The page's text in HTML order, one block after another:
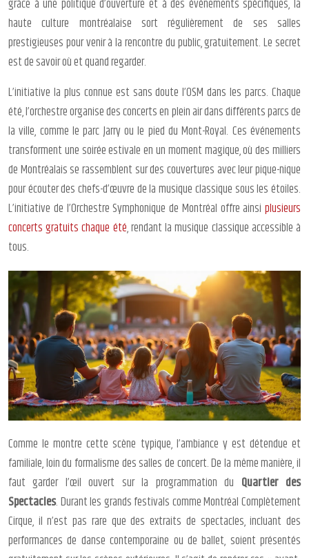
grâce à une politique d’ouverture et à des événements spécifiques, la
haute culture montréalaise sort régulièrement de ses salles
prestigieuses pour venir à la rencontre du public, gratuitement. Le secret
est de savoir où et quand regarder.
L’initiative la plus connue est sans doute l’OSM dans les parcs. Chaque
été, l’orchestre organise des concerts en plein air dans différents parcs de
la ville, comme le parc Jarry ou le pied du Mont-Royal. Ces événements
transforment une soirée estivale en un moment magique, où des milliers
de Montréalais se rassemblent sur des couvertures avec leur pique-nique
pour écouter des chefs-d’œuvre de la musique classique sous les étoiles.
L’initiative de l’Orchestre Symphonique de Montréal offre ainsi plusieurs
concerts gratuits chaque été, rendant la musique classique accessible à
tous.
Comme le montre cette scène typique, l’ambiance y est détendue et
familiale, loin du formalisme des salles de concert. De la même manière, il
faut garder l’œil ouvert sur la programmation du Quartier des
Spectacles. Durant les grands festivals comme Montréal Complètement
Cirque, il n’est pas rare que des extraits de spectacles, incluant des
performances de danse contemporaine ou de ballet, soient présentés